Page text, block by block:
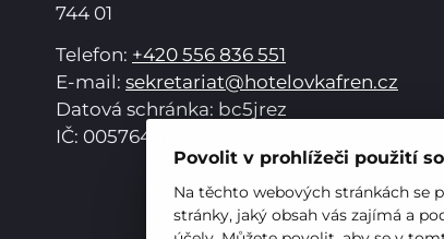
Povolit v prohlížeči použití
Na těchto webových stránkách se
stránky, jaký obsah vás zajímá a
744 01
Telefon: +420 556 836 551
E-mail: sekretariat@hotelovkafren.cz
Datová schránka: bc5jrez
IČ: 00576441